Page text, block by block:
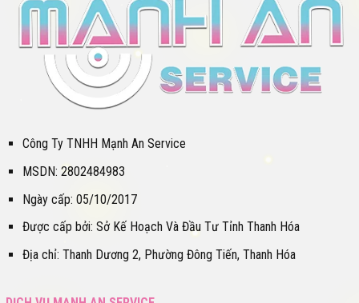
Công Ty TNHH Mạnh An Service
MSDN: 2802484983
Ngày cấp: 05/10/2017
Được cấp bởi: Sở Kế Hoạch Và Đầu Tư Tỉnh Thanh Hóa
Địa chỉ: Thanh Dương 2, Phường Đông Tiến, Thanh Hóa